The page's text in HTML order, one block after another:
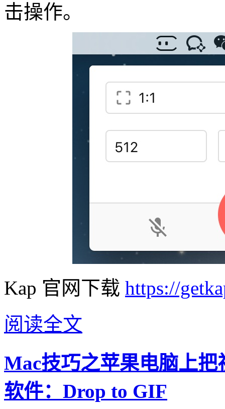
击操作。
Kap 官网下载 https://
阅读全文
Mac技巧之苹果电脑上
软件：Drop to GIF